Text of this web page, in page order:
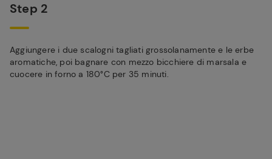
Step 2
Aggiungere i due scalogni tagliati grossolanamente e le erbe
aromatiche, poi bagnare con mezzo bicchiere di marsala e
cuocere in forno a 180°C per 35 minuti.